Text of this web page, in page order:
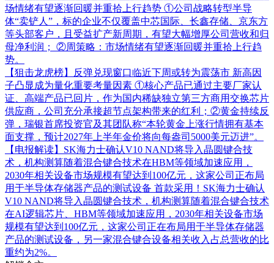
场情绪有望逐渐回暖并重拾上行趋势 ①公司战略转型半导
体“卖铲人”，标的企业不仅覆盖中芯国际、长鑫存储、京东方
等头部客户，且受益扩产新周期，有望大幅增厚公司营收和归
母净利润； ②周策略：市场情绪有望逐渐回暖并重拾上行趋
势。
【狙击龙虎榜】反弹兑现窗口临近下周或转为震荡市 新高因
子凸显成为量化重要考量因素 ①核心产品已通过主要厂家认
证、高端产品已回片，作为国内稀缺独立第三方商用交换芯片
供应商，公司充分承接超节点架构带来的红利；②黄金持续反
弹，瑞银首席投资官及其团队称“本轮黄金上涨行情拥有基本
面支撑，预计2027年上半年金价将向每盎司5000美元迈进”。
【电报解读】SK海力士确认V10 NAND将导入晶圆键合技
术，机构测算随着混合键合技术在HBM等领域加速应用，
2030年相关设备市场规模有望达到100亿元，这家公司正布局
用于半导体存储器产品的测试设备 首款采用！SK海力士确认
V10 NAND将导入晶圆键合技术，机构测算随着混合键合技术
在AI逻辑芯片、HBM等领域加速应用，2030年相关设备市场
规模有望达到100亿元，这家公司正在布局用于半导体存储器
产品的测试设备，另一家混合键合设备相关收入占总营收的比
重约为2%。